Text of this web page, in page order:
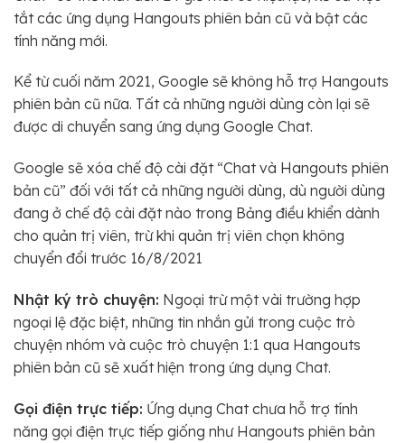
tắt các ứng dụng Hangouts phiên bản cũ và bật các
tính năng mới.
Kể từ cuối năm 2021, Google sẽ không hỗ trợ Hangouts
phiên bản cũ nữa. Tất cả những người dùng còn lại sẽ
được di chuyển sang ứng dụng Google Chat.
Google sẽ xóa chế độ cài đặt “Chat và Hangouts phiên
bản cũ” đối với tất cả những người dùng, dù người dùng
đang ở chế độ cài đặt nào trong Bảng điều khiển dành
cho quản trị viên, trừ khi quản trị viên chọn không
chuyển đổi trước 16/8/2021
Nhật ký trò chuyện: Ngoại trừ một vài trường hợp
ngoại lệ đặc biệt, những tin nhắn gửi trong cuộc trò
chuyện nhóm và cuộc trò chuyện 1:1 qua Hangouts
phiên bản cũ sẽ xuất hiện trong ứng dụng Chat.
Gọi điện trực tiếp: Ứng dụng Chat chưa hỗ trợ tính
năng gọi điện trực tiếp giống như Hangouts phiên bản